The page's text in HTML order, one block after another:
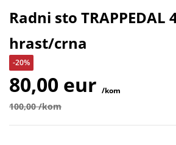
Radni sto TRAPPEDAL
hrast/crna
-20%
80,00 eur /kom
100,00 /kom